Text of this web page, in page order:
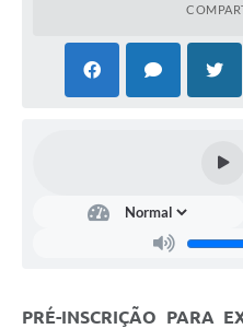
PRÉ-INSCRIÇÃO PARA